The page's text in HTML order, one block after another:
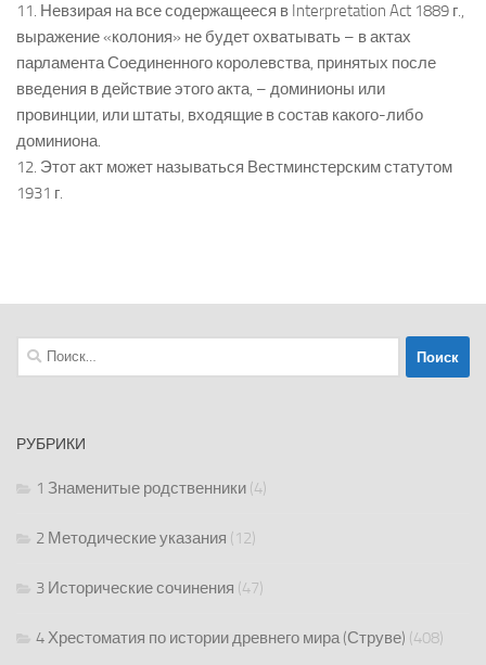
11. Невзирая на все содержащееся в Interpretation Act 1889 г.,
выражение «колония» не будет охватывать – в актах
парламента Соединенного королевства, принятых после
введения в действие этого акта, – доминионы или
провинции, или штаты, входящие в состав какого-либо
доминиона.
12. Этот акт может называться Вестминстерским статутом
1931 г.
Найти:
РУБРИКИ
1 Знаменитые родственники (4)
2 Методические указания (12)
3 Исторические сочинения (47)
4 Хрестоматия по истории древнего мира (Струве) (408)